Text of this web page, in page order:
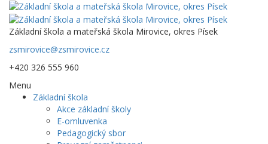
Základní škola a mateřská škola Mirovice, okres Písek
zsmirovice@zsmirovice.cz
+420 326 555 960
Menu
Základní škola
Akce základní školy
E-omluvenka
Pedagogický sbor